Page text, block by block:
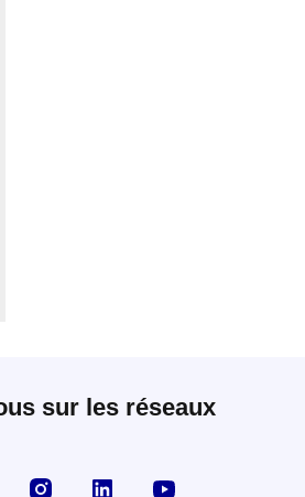
sur les réseaux
sur Facebook
Visiter la page XVisiter la page Instagram
linkedin